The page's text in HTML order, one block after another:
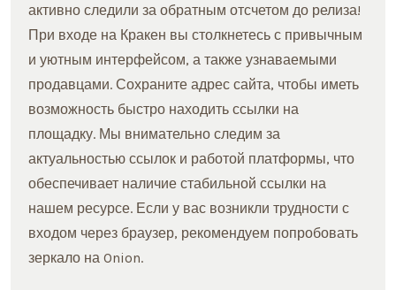
активно следили за обратным отсчетом до релиза!
При входе на Кракен вы столкнетесь с привычным
и уютным интерфейсом, а также узнаваемыми
продавцами. Сохраните адрес сайта, чтобы иметь
возможность быстро находить ссылки на
площадку. Мы внимательно следим за
актуальностью ссылок и работой платформы, что
обеспечивает наличие стабильной ссылки на
нашем ресурсе. Если у вас возникли трудности с
входом через браузер, рекомендуем попробовать
зеркало на Onion.